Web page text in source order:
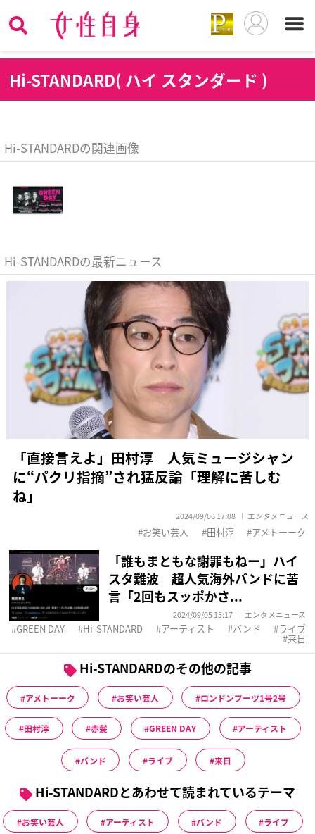
Hi-STANDARD( ハイ スタンダード )
Hi-STANDARDの関連画像
Hi-STANDARDの最新ニュース
「直接言えよ」田村淳 人気ミュージシャン
に“パクリ指摘”され猛反論「理解に苦しむ
ね」
2024/09/06 17:08 エンタメニュース
お笑い芸人 田村淳 アメトーーク
「誰もまともな謝罪もねー」ハイ
スタ難波 超人気海外バンドに苦
言「2回もスッポかさ...
2024/09/05 15:17 エンタメニュース
GREEN DAY Hi-STANDARD アーティスト バンド ライブ
来日
Hi-STANDARDのその他の記事
アメトーーク お笑い芸人 ロンドンブーツ1号2号
田村淳 赤髪 GREEN DAY アーティスト
バンド ライブ 来日
Hi-STANDARDとあわせて読まれているテーマ
お笑い芸人 アーティスト バンド ライブ